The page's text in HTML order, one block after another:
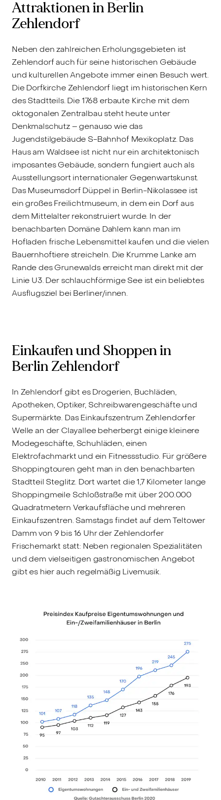
Attraktionen in Berlin
Zehlendorf
Neben den zahlreichen Erholungsgebieten ist
Zehlendorf auch für seine historischen Gebäude
und kulturellen Angebote immer einen Besuch wert.
Die Dorfkirche Zehlendorf liegt im historischen Kern
des Stadtteils. Die 1768 erbaute Kirche mit dem
oktogonalen Zentralbau steht heute unter
Denkmalschutz – genauso wie das
Jugendstilgebäude S-Bahnhof Mexikoplatz. Das
Haus am Waldsee ist nicht nur ein architektonisch
imposantes Gebäude, sondern fungiert auch als
Ausstellungsort internationaler Gegenwartskunst.
Das Museumsdorf Düppel in Berlin-Nikolassee ist
ein großes Freilichtmuseum, in dem ein Dorf aus
dem Mittelalter rekonstruiert wurde. In der
benachbarten Domäne Dahlem kann man im
Hofladen frische Lebensmittel kaufen und die vielen
Bauernhoftiere streicheln. Die Krumme Lanke am
Rande des Grunewalds erreicht man direkt mit der
Linie U3. Der schlauchförmige See ist ein beliebtes
Ausflugsziel bei Berliner/innen.
Einkaufen und Shoppen in
Berlin Zehlendorf
In Zehlendorf gibt es Drogerien, Buchläden,
Apotheken, Optiker, Schreibwarengeschäfte und
Supermärkte. Das Einkaufszentrum Zehlendorfer
Welle an der Clayallee beherbergt einige kleinere
Modegeschäfte, Schuhläden, einen
Elektrofachmarkt und ein Fitnessstudio. Für größere
Shoppingtouren geht man in den benachbarten
Stadtteil Steglitz. Dort wartet die 1,7 Kilometer lange
Shoppingmeile Schloßstraße mit über 200.000
Quadratmetern Verkaufsfläche und mehreren
Einkaufszentren. Samstags findet auf dem Teltower
Damm von 9 bis 16 Uhr der Zehlendorfer
Frischemarkt statt: Neben regionalen Spezialitäten
und dem vielseitigen gastronomischen Angebot
gibt es hier auch regelmäßig Livemusik.